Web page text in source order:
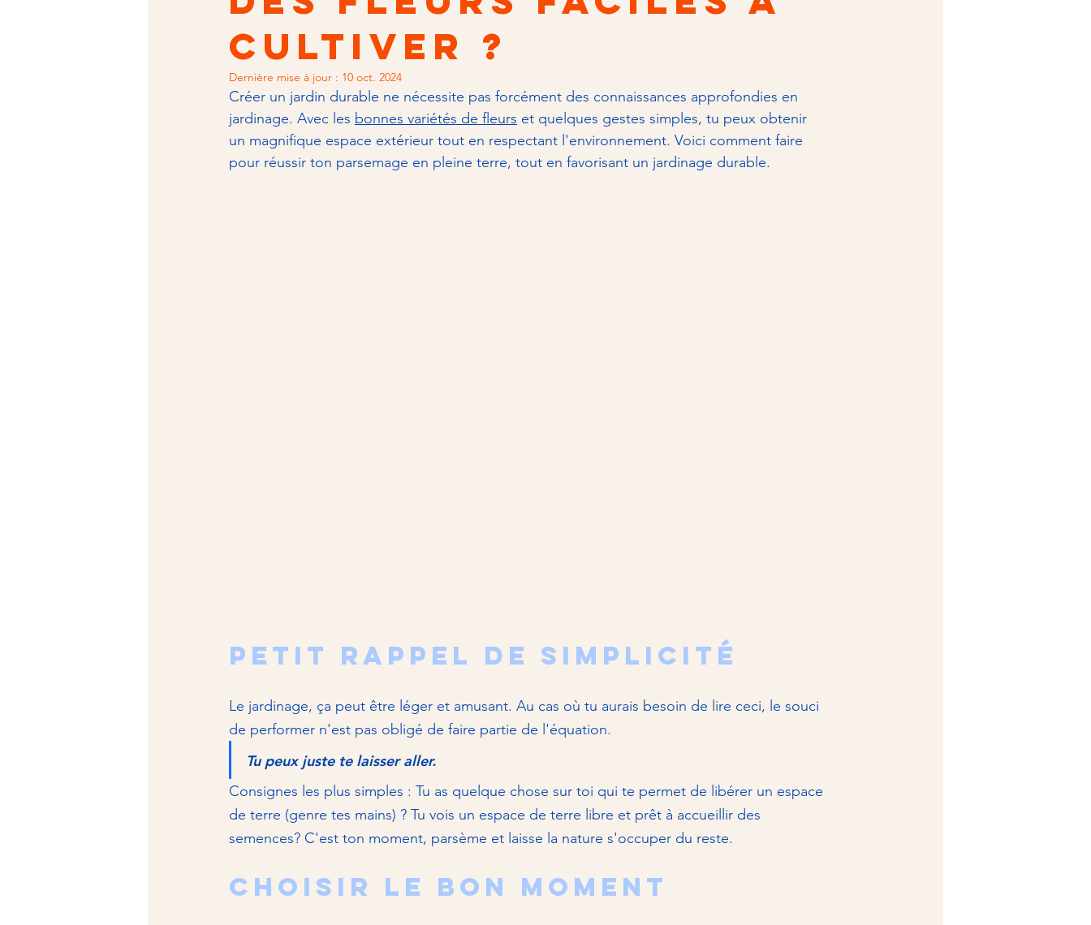
cultiver ?
Dernière mise à jour : 10 oct. 2024
Créer un jardin durable ne nécessite pas forcément des connaissances approfondies en
jardinage. Avec les bonnes variétés de fleurs et quelques gestes simples, tu peux obtenir
un magnifique espace extérieur tout en respectant l'environnement. Voici comment faire
pour réussir ton parsemage en pleine terre, tout en favorisant un jardinage durable.
Petit rappel de simplicité
Le jardinage, ça peut être léger et amusant. Au cas où tu aurais besoin de lire ceci, le souci
de performer n'est pas obligé de faire partie de l'équation.
Tu peux juste te laisser aller.
Consignes les plus simples : Tu as quelque chose sur toi qui te permet de libérer un espace
de terre (genre tes mains) ? Tu vois un espace de terre libre et prêt à accueillir des
semences? C'est ton moment, parsème et laisse la nature s'occuper du reste.
Choisir le bon Moment